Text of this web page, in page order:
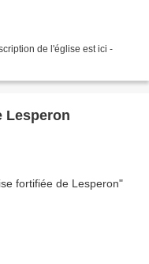
de l'église est ici -
Lesperon